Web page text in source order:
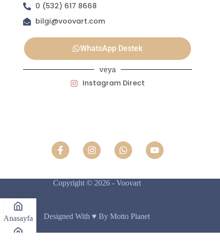
0 (532) 617 8668
bilgi@voovart.com
WhatsApp Destek
veya
Instagram Direct
Copyright © 2026 - Voovart
Designed With ♥️ By Motto Planet
Anasayfa